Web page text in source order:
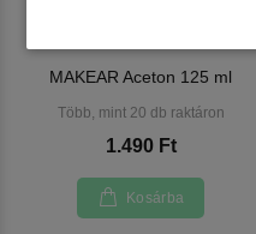
MAKEAR Aceton 125 ml
Több, mint 20 db raktáron
1.490 Ft
Kosárba